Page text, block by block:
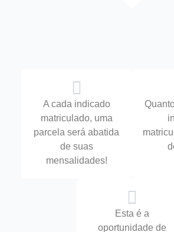
A cada indicado
matriculado, uma
parcela será abatida
de suas
mensalidades!
Esta é a
oportunidade de